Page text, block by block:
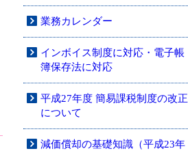
業務カレンダー
インボイス制度に対応・電子帳
簿保存法に対応
平成27年度 簡易課税制度の改正
について
減価償却の基礎知識（平成23年